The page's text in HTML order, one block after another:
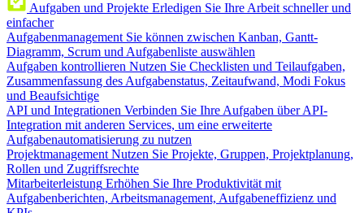
Aufgaben und Projekte Erledigen Sie Ihre Arbeit schneller und
einfacher
Aufgabenmanagement Sie können zwischen Kanban, Gantt-
Diagramm, Scrum und Aufgabenliste auswählen
Aufgaben kontrollieren Nutzen Sie Checklisten und Teilaufgaben,
Zusammenfassung des Aufgabenstatus, Zeitaufwand, Modi Fokus
und Beaufsichtige
API und Integrationen Verbinden Sie Ihre Aufgaben über API-
Integration mit anderen Services, um eine erweiterte
Aufgabenautomatisierung zu nutzen
Projektmanagement Nutzen Sie Projekte, Gruppen, Projektplanung,
Rollen und Zugriffsrechte
Mitarbeiterleistung Erhöhen Sie Ihre Produktivität mit
Aufgabenberichten, Arbeitsmanagement, Aufgabeneffizienz und